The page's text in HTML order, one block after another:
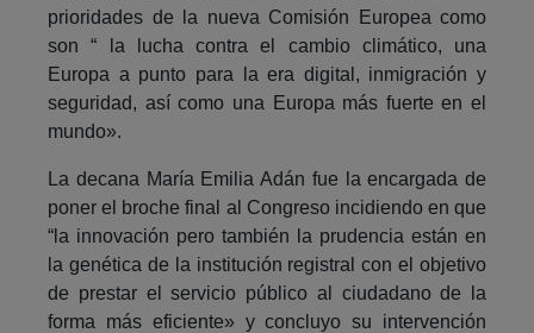
prioridades de la nueva Comisión Europea como
son “ la lucha contra el cambio climático, una
Europa a punto para la era digital, inmigración y
seguridad, así como una Europa más fuerte en el
mundo».
La decana María Emilia Adán fue la encargada de
poner el broche final al Congreso incidiendo en que
“la innovación pero también la prudencia están en
la genética de la institución registral con el objetivo
de prestar el servicio público al ciudadano de la
forma más eficiente» y concluyo su intervención